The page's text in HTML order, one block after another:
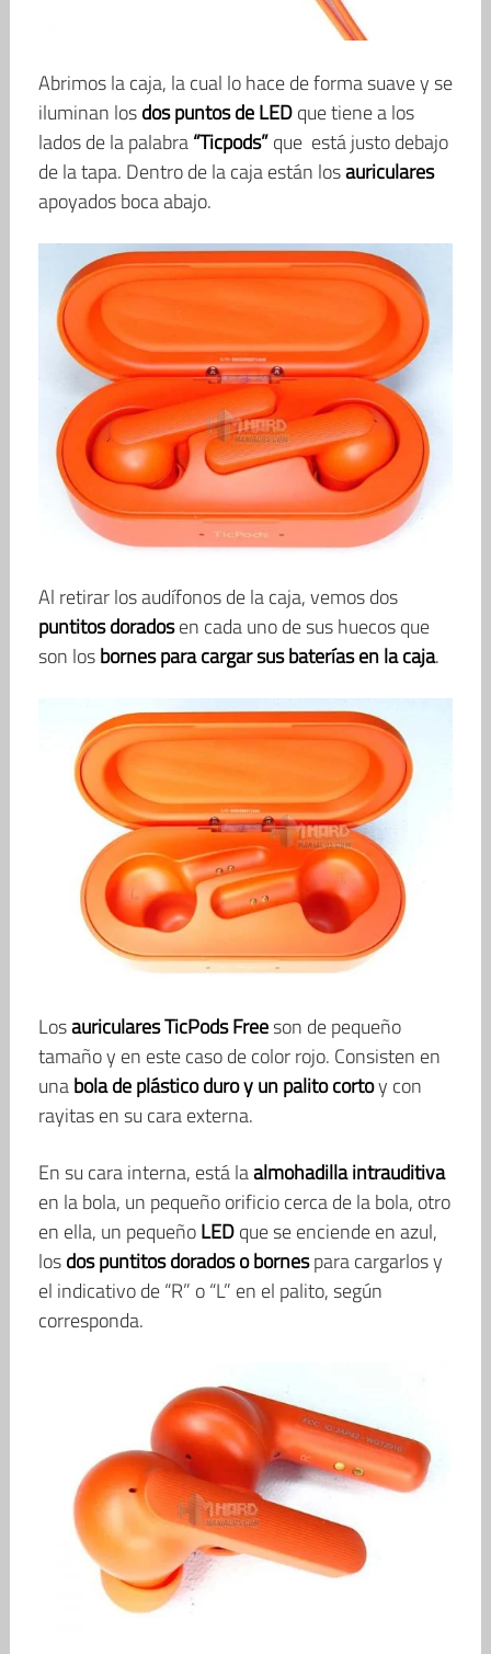
Abrimos la caja, la cual lo hace de forma suave y se
iluminan losdos puntos de LEDque tiene a los
lados de la palabra“Ticpods”que está justo debajo
de la tapa. Dentro de la caja están losauriculares
apoyados boca abajo.
Al retirar los audífonos de la caja, vemos dos
puntitos doradosen cada uno de sus huecos que
son losbornes para cargar sus baterías en la caja.
Losauriculares TicPods Freeson de pequeño
tamaño y en este caso de color rojo. Consisten en
unabola de plástico duro y un palito cortoy con
rayitas en su cara externa.
En su cara interna, está laalmohadilla intrauditiva
en la bola, un pequeño orificio cerca de la bola, otro
en ella, un pequeñoLEDque se enciende en azul,
losdos puntitos dorados o bornespara cargarlos y
el indicativo de “R” o “L” en el palito, según
corresponda.